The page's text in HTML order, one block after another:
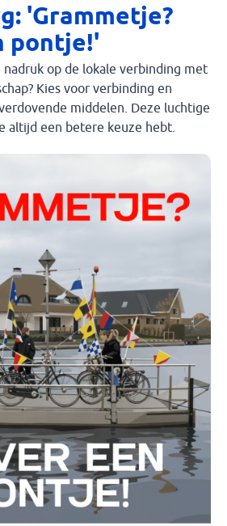
'Grammetje?
pontje!'
op de lokale verbinding met
Kies voor verbinding en
middelen. Deze luchtige
altijd een betere keuze hebt.